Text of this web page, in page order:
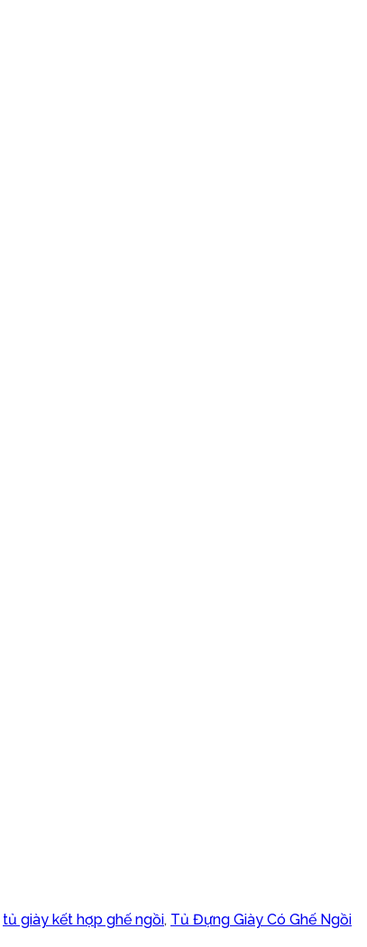
tủ giày kết hợp ghế ngồi, Tủ Đựng Giày Có Ghế Ngồi